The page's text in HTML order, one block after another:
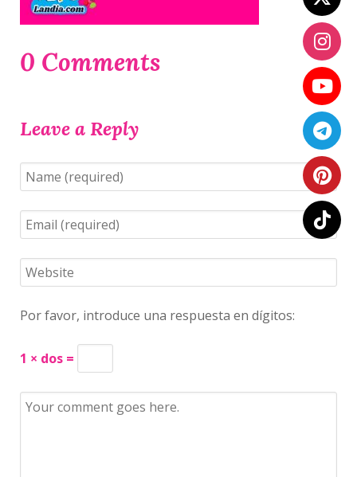
0 Comments
Leave a Reply
Por favor, introduce una respuesta en dígitos:
1 × dos =